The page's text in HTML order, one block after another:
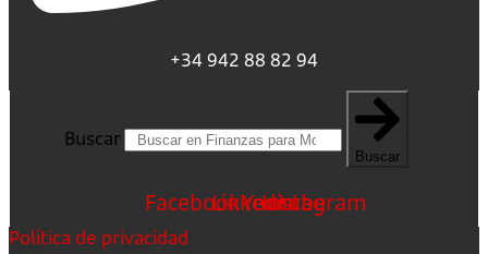
+34 942 88 82 94
Buscar
Buscar
FacebookLinkedin
Youtube
Instagram
Política de privacidad